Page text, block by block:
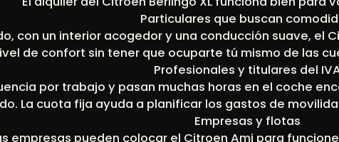
Particulares que buscan
con un interior acogedor y una conducción suave, el
de confort sin tener que ocuparte tú mismo de las
Profesionales y titulares del
por trabajo y pasan muchas horas en el coche
La cuota fija ayuda a planificar los gastos de
Empresas y flotas
empresas pueden colocar el Citroen Ami para